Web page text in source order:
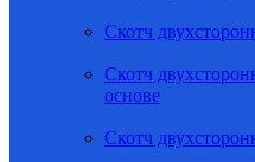
Скотч
Скотч
основе
Скотч